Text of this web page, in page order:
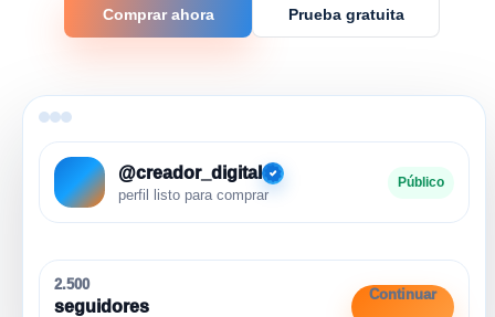
Comprar ahora Prueba gratuita
@creador_digital
perfil listo para comprar
Público
2.500
seguidores
Continuar